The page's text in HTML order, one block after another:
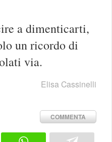
a dimenticarti,
un ricordo di
via.
Elisa Cassinelli
COMMENTA